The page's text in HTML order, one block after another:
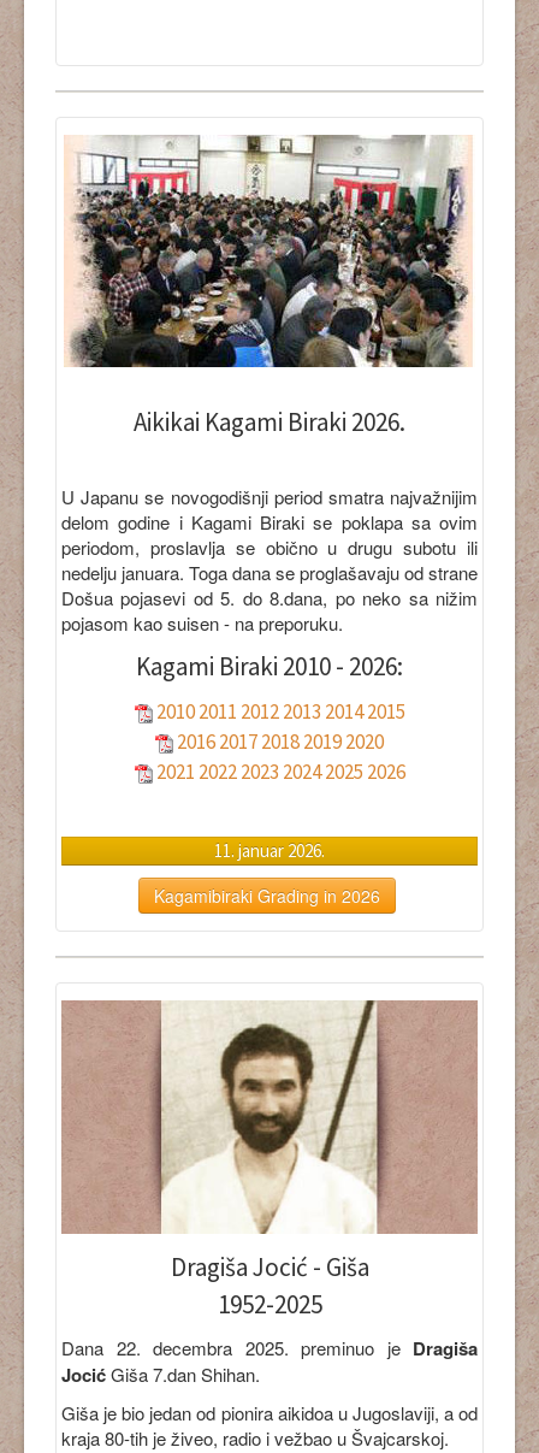
Aikikai Kagami Biraki 2026.
U Japanu se novogodišnji period smatra najvažnijim
delom godine i Kagami Biraki se poklapa sa ovim
periodom, proslavlja se obično u drugu subotu ili
nedelju januara. Toga dana se proglašavaju od strane
Došua pojasevi od 5. do 8.dana, po neko sa nižim
pojasom kao suisen - na preporuku.
Kagami Biraki 2010 - 2026:
2010 2011 20122013 20142015
20162017201820192020
2021 2022 2023 2024 2025 2026
11. januar 2026.
Kagamibiraki Grading in 2026
Dragiša Jocić - Giša
1952-2025
Dana 22. decembra 2025. preminuo je Dragiša
JocićGiša 7.dan Shihan.
Giša je bio jedan od pionira aikidoa u Jugoslaviji, a od
kraja 80-tih je živeo, radio i vežbao u Švajcarskoj.